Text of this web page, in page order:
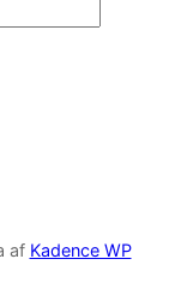
af Kadence WP